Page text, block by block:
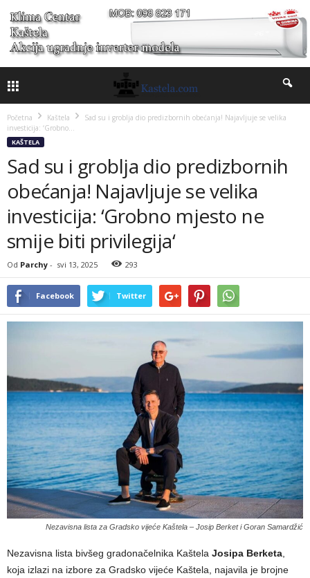
Početna Kaštela
Sad su i groblja dio predizbornih obećanja! Najavljuje se velika
investicija: ‘Grobno...
KAŠTELA
Sad su i groblja dio predizbornih
obećanja! Najavljuje se velika
investicija: ‘Grobno mjesto ne
smije biti privilegija‘
Od Parchy - svi 13, 2025 293
Facebook Twitter
Nezavisna lista za Gradsko vijeće Kaštela – Josip Berket i Goran Samardžić
Nezavisna lista bivšeg gradonačelnika Kaštela Josipa Berketa,
koja izlazi na izbore za Gradsko vijeće Kaštela, najavila je brojne